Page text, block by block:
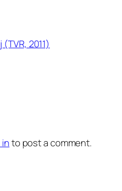
2011)
to post a comment.